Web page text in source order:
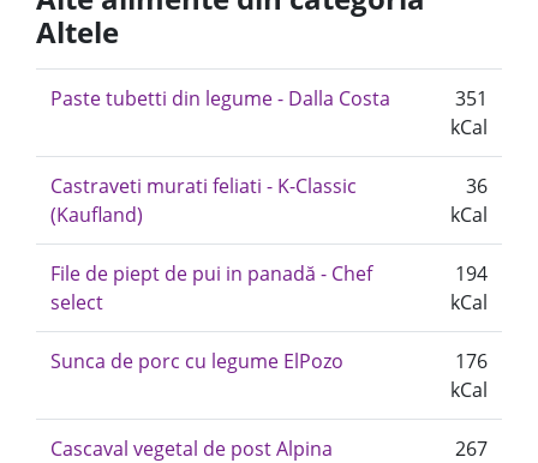
Altele
Paste tubetti din legume - Dalla Costa
351
kCal
Castraveti murati feliati - K-Classic
(Kaufland)
36
kCal
File de piept de pui in panadă - Chef
select
194
kCal
Sunca de porc cu legume ElPozo
176
kCal
Cascaval vegetal de post Alpina
267